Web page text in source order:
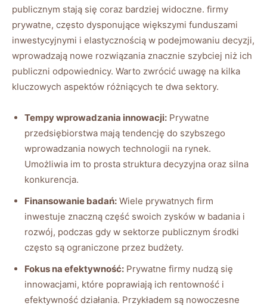
publicznym stają się coraz bardziej widoczne. firmy
prywatne, często dysponujące większymi funduszami
inwestycyjnymi i elastycznością w podejmowaniu decyzji,
wprowadzają nowe rozwiązania znacznie szybciej niż ich
publiczni odpowiednicy. Warto zwrócić uwagę na kilka
kluczowych aspektów różniących te dwa sektory.
Tempy wprowadzania innowacji: Prywatne
przedsiębiorstwa mają tendencję do szybszego
wprowadzania nowych technologii na rynek.
Umożliwia im to prosta struktura decyzyjna oraz silna
konkurencja.
Finansowanie badań: Wiele prywatnych firm
inwestuje znaczną część swoich zysków w badania i
rozwój, podczas gdy w sektorze publicznym środki
często są ograniczone przez budżety.
Fokus na efektywność: Prywatne firmy nudzą się
innowacjami, które poprawiają ich rentowność i
efektywność działania. Przykładem są nowoczesne